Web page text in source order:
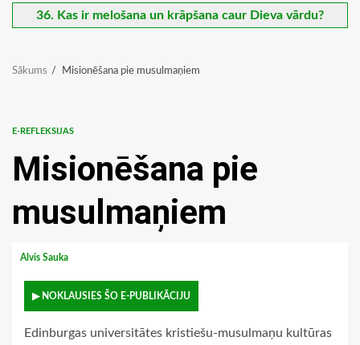
36. Kas ir melošana un krāpšana caur Dieva vārdu?
Sākums Misionēšana pie musulmaņiem
E-REFLEKSIJAS
Misionēšana pie
musulmaņiem
Alvis Sauka
▶ NOKLAUSIES ŠO E-PUBLIKĀCIJU
Edinburgas universitātes kristiešu-musulmaņu kultūras